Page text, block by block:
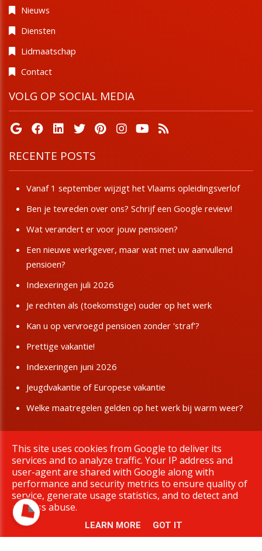
Nieuws
Diensten
Lidmaatschap
Contact
VOLG OP SOCIAL MEDIA
RECENTE POSTS
Vanaf 1 september wijzigt het Vlaams opleidingsverlof
Ben je tevreden over ons? Schrijf een Google review!
Wat verandert er voor jouw pensioen?
Een nieuwe werkgever, maar wat met uw aanvullend
pensioen?
Indexeringen juli 2026
Je rechten als (toekomstige) ouder op het werk
Kan u op vervroegd pensioen zonder 'straf'?
Prettige vakantie!
Indexeringen juni 2026
Jeugdvakantie of Europese vakantie
Welke maatregelen gelden op het werk bij warm weer?
Copyright © 2026 BBTK Limburg. All rights reserved.
Privacy & Cookies |UP-TO-DATE WebDesign
This site uses cookies from Google to deliver its
services and to analyze traffic. Your IP address and
user-agent are shared with Google along with
performance and security metrics to ensure quality of
service, generate usage statistics, and to detect and
address abuse.
LEARN MORE GOT IT